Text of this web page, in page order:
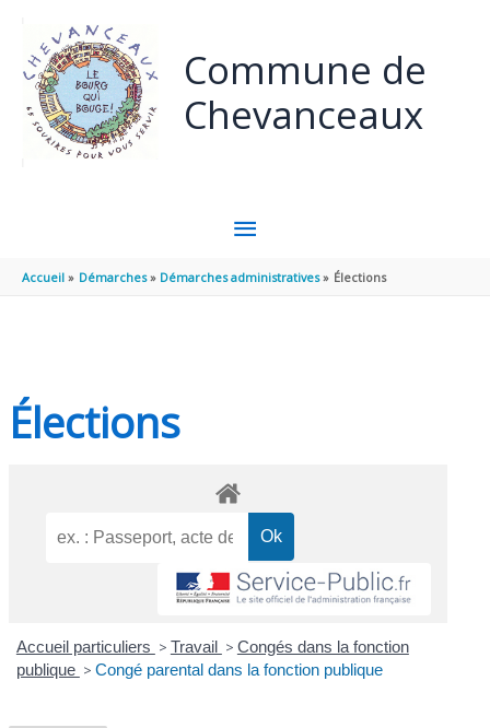
Commune de
Chevanceaux
MENU
PRINCIPAL
Accueil Démarches Démarches administratives Élections
Élections
Accueil particuliers > Travail > Congés dans la fonction
publique > Congé parental dans la fonction publique